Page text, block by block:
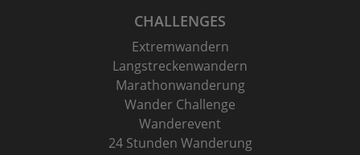
CHALLENGES
Extremwandern
Langstreckenwandern
Marathonwanderung
Wander Challenge
Wanderevent
24 Stunden Wanderung